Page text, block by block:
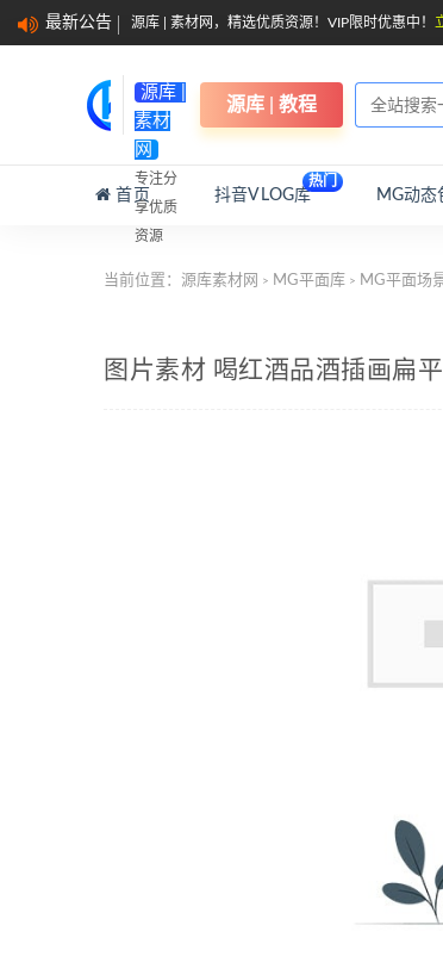
最新公告 源库 | 素材网，精选优质资源！VIP限时优惠中！
源库 |
素材
网
专注分
享优质
资源
源库 | 教程
首页 抖音VLOG库
热门
MG动态
当前位置： 源库素材网 > MG平面库 > MG平面场
图片素材 喝红酒品酒插画扁